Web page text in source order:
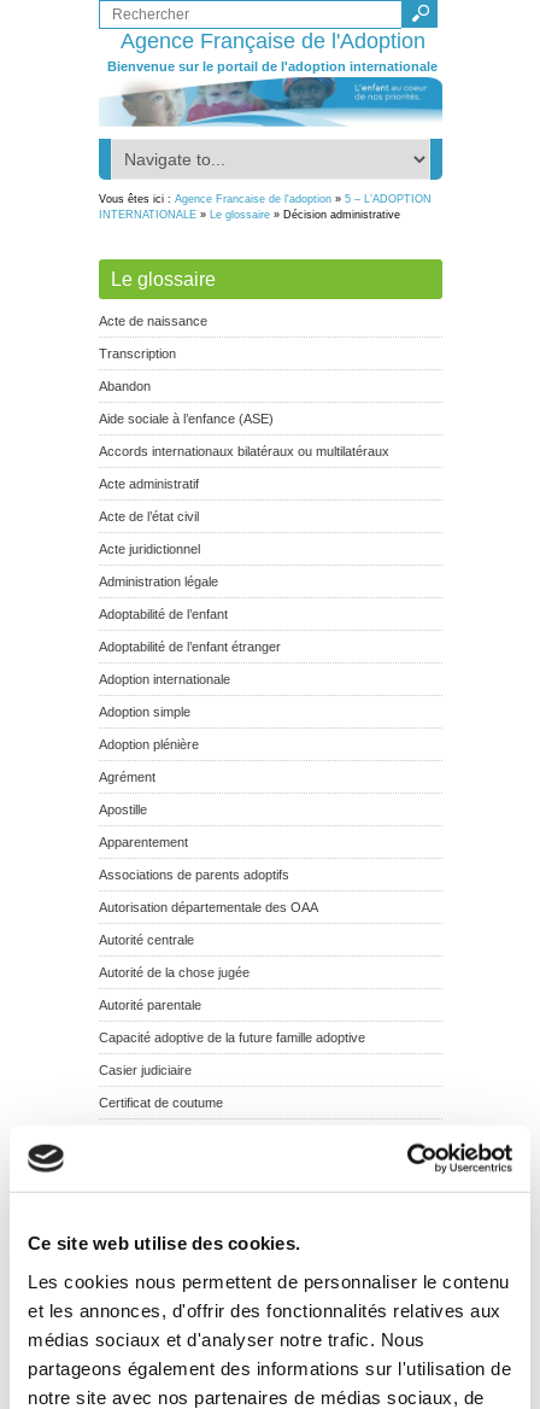
Ce site web utilise des cookies.
Les cookies nous permettent de personnaliser le contenu
et les annonces, d'offrir des fonctionnalités relatives aux
médias sociaux et d'analyser notre trafic. Nous
partageons également des informations sur l'utilisation de
notre site avec nos partenaires de médias sociaux, de
Agence Française de l'Adoption
Bienvenue sur le portail de l'adoption internationale
Vous êtes ici : Agence Francaise de l'adoption» 5 – L’ADOPTION
INTERNATIONALE» Le glossaire» Décision administrative
Le glossaire
Acte de naissance
Transcription
Abandon
Aide sociale à l’enfance (ASE)
Accords internationaux bilatéraux ou multilatéraux
Acte administratif
Acte de l’état civil
Acte juridictionnel
Administration légale
Adoptabilité de l’enfant
Adoptabilité de l’enfant étranger
Adoption internationale
Adoption simple
Adoption plénière
Agrément
Apostille
Apparentement
Associations de parents adoptifs
Autorisation départementale des OAA
Autorité centrale
Autorité de la chose jugée
Autorité parentale
Capacité adoptive de la future famille adoptive
Casier judiciaire
Certificat de coutume
Consentement à l’adoption
Zones de conflit
Tutelle de l’enfant mineur